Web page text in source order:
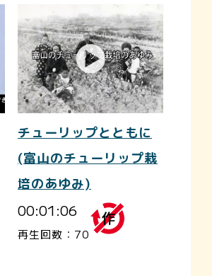
チューリップとともに
(富山のチューリップ栽
培のあゆみ)
00:01:06
再生回数：70